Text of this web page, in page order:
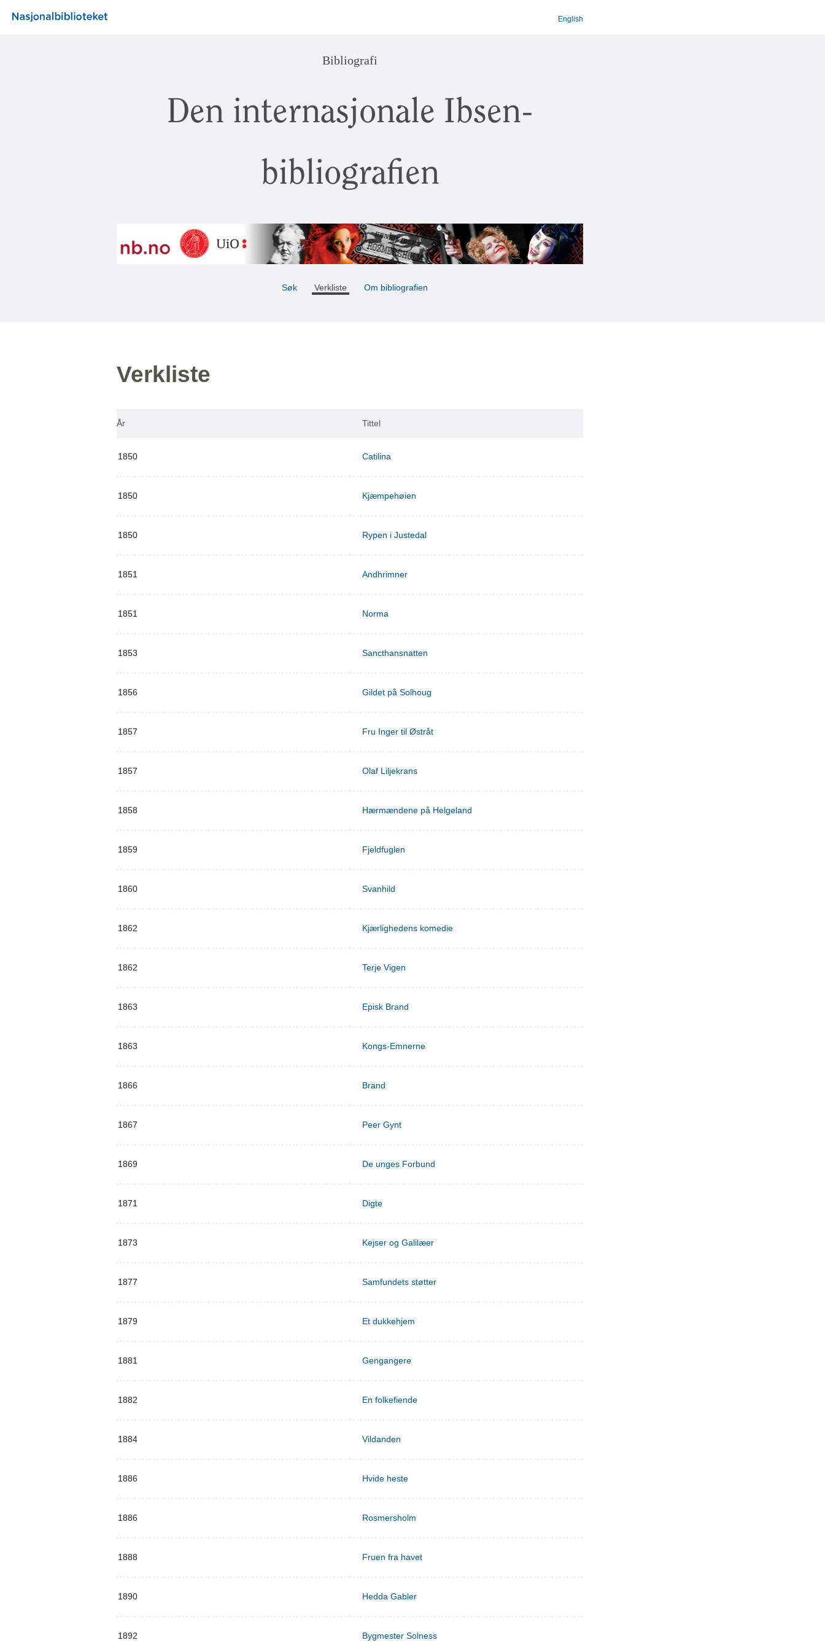
English
Bibliografi
Den internasjonale Ibsen-
bibliografien
Søk Verkliste Om bibliografien
Verkliste
År Tittel
1850 Catilina
1850 Kjæmpehøien
1850 Rypen i Justedal
1851 Andhrimner
1851 Norma
1853 Sancthansnatten
1856 Gildet på Solhoug
1857 Fru Inger til Østråt
1857 Olaf Liljekrans
1858 Hærmændene på Helgeland
1859 Fjeldfuglen
1860 Svanhild
1862 Kjærlighedens komedie
1862 Terje Vigen
1863 Episk Brand
1863 Kongs-Emnerne
1866 Brand
1867 Peer Gynt
1869 De unges Forbund
1871 Digte
1873 Kejser og Galilæer
1877 Samfundets støtter
1879 Et dukkehjem
1881 Gengangere
1882 En folkefiende
1884 Vildanden
1886 Hvide heste
1886 Rosmersholm
1888 Fruen fra havet
1890 Hedda Gabler
1892 Bygmester Solness